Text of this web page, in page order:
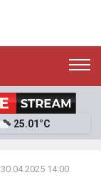
25.01°C
30.04.2025 14:00